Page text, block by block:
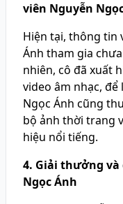
viên Nguyễn
Hiện tại, thông tin
Ánh tham gia
nhiên, cô đã xuất
video âm nhạc,
Ngọc Ánh cũng
bộ ảnh thời trang
hiệu nổi tiếng.
4. Giải thưởng và
Ngọc Ánh